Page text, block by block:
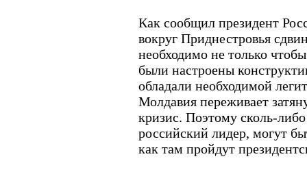
Как сообщил президент
вокруг Приднестровья
необходимо не только
были настроены
обладали необходимой
Молдавия переживает
кризис. Поэтому сколь-
российский лидер, могут
как там пройдут